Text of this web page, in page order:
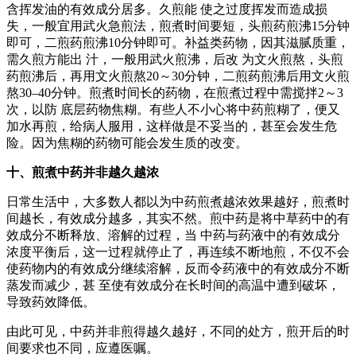
含挥发油的有效成分居多。久煎能 使之过度挥发而造成损
失，一般宜用武火急煎法，煎煮时间要短，头煎药煎沸15分钟
即可，二煎药煎沸10分钟即可。补益类药物，因其滋腻质重，
需久煎方能出 汁，一般用武火煎沸，后改 为文火煎熬，头煎
药煎沸后，再用文火煎熬20～30分钟，二煎药煎沸后用文火煎
熬30–40分钟。煎煮时间长的药物，在煎煮过程中需搅拌2～3
次，以防 底层药物焦糊。有些人不小心将中药煎糊了，便又
加水再煎，给病人服用，这样做是不妥当的，甚至会发生危
险。因为焦糊的药物可能会发生质的改变。
十、煎煮中药并非越久越浓
日常生活中，大多数人都以为中药煎煮越浓效果越好，煎煮时
间越长，有效成分越多，其实不然。煎中药是将中草药中的有
效成分不断释放、溶解的过程，当 中药与药液中的有效成分
浓度平衡后，这一过程就停止了，再连续不断地煎，不仅不会
使药物内的有效成分继续溶解，反而令药液中的有效成分不断
蒸发而减少，甚 至使有效成分在长时间的高温中遭到破坏，
导致药效降低。
由此可见，中药并非煎得越久越好，不同的处方，煎开后的时
间要求也不同，应遵医嘱。